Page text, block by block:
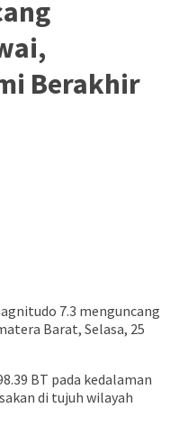
Berakhir
7.3 menguncang
Barat, Selasa, 25
BT pada kedalaman
di tujuh wilayah